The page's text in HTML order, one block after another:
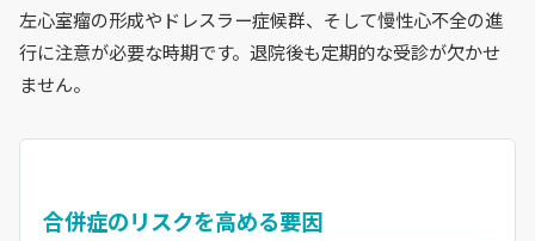
左心室瘤の形成やドレスラー症候群、そして慢性心不全の進
行に注意が必要な時期です。退院後も定期的な受診が欠かせ
ません。
合併症のリスクを高める要因